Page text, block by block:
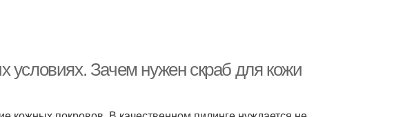
Зачем нужен скраб для кожи